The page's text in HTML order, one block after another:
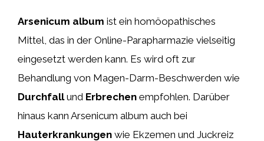
Arsenicum album ist ein homöopathisches
Mittel, das in der Online-Parapharmazie vielseitig
eingesetzt werden kann. Es wird oft zur
Behandlung von Magen-Darm-Beschwerden wie
Durchfallund Erbrechen empfohlen. Darüber
hinaus kann Arsenicum album auch bei
Hauterkrankungen wie Ekzemen und Juckreiz